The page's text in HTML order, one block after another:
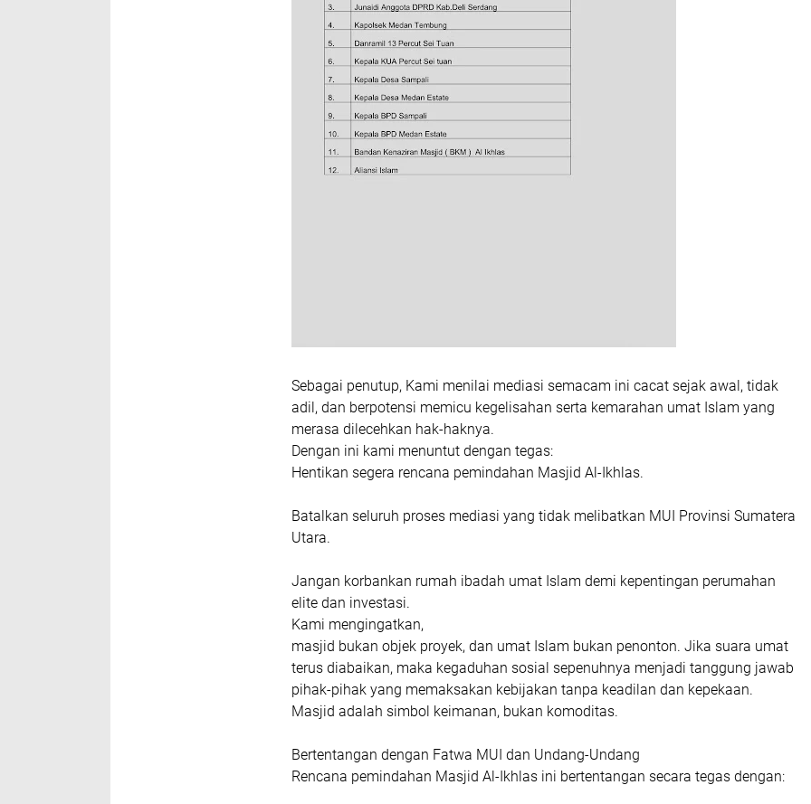
Sebagai penutup, Kami menilai mediasi semacam ini cacat sejak awal, tidak
adil, dan berpotensi memicu kegelisahan serta kemarahan umat Islam yang
merasa dilecehkan hak-haknya.
Dengan ini kami menuntut dengan tegas:
Hentikan segera rencana pemindahan Masjid Al-Ikhlas.
Batalkan seluruh proses mediasi yang tidak melibatkan MUI Provinsi Sumatera
Utara.
Jangan korbankan rumah ibadah umat Islam demi kepentingan perumahan
elite dan investasi.
Kami mengingatkan,
masjid bukan objek proyek, dan umat Islam bukan penonton. Jika suara umat
terus diabaikan, maka kegaduhan sosial sepenuhnya menjadi tanggung jawab
pihak-pihak yang memaksakan kebijakan tanpa keadilan dan kepekaan.
Masjid adalah simbol keimanan, bukan komoditas.
Bertentangan dengan Fatwa MUI dan Undang-Undang
Rencana pemindahan Masjid Al-Ikhlas ini bertentangan secara tegas dengan: